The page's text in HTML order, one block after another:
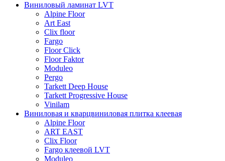
Виниловый ламинат LVT
Alpine Floor
Art East
Clix floor
Fargo
Floor Click
Floor Faktor
Moduleo
Pergo
Tarkett Deep House
Tarkett Progressive House
Vinilam
Виниловая и кварцвиниловая плитка клеевая
Alpine Floor
ART EAST
Clix Floor
Fargo клеевой LVT
Moduleo